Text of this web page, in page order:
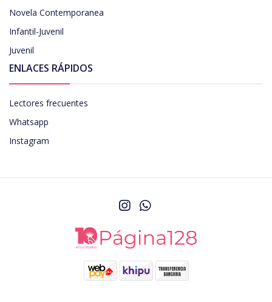
Novela Contemporanea
Infantil-Juvenil
Juvenil
ENLACES RÁPIDOS
Lectores frecuentes
Whatsapp
Instagram